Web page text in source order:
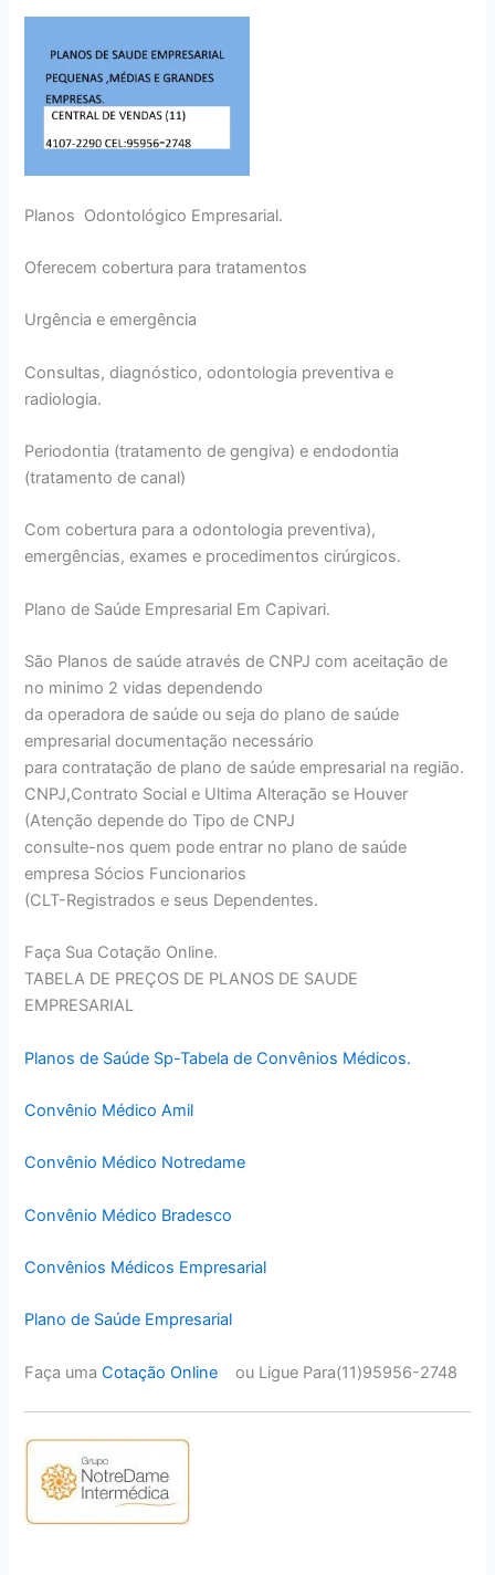
Planos Odontológico Empresarial.
Oferecem cobertura para tratamentos
Urgência e emergência
Consultas, diagnóstico, odontologia preventiva e
radiologia.
Periodontia (tratamento de gengiva) e endodontia
(tratamento de canal)
Com cobertura para a odontologia preventiva),
emergências, exames e procedimentos cirúrgicos.
Plano de Saúde Empresarial Em Capivari.
São Planos de saúde através de CNPJ com aceitação de
no minimo 2 vidas dependendo
da operadora de saúde ou seja do plano de saúde
empresarial documentação necessário
para contratação de plano de saúde empresarial na região.
CNPJ,Contrato Social e Ultima Alteração se Houver
(Atenção depende do Tipo de CNPJ
consulte-nos quem pode entrar no plano de saúde
empresa Sócios Funcionarios
(CLT-Registrados e seus Dependentes.
Faça Sua Cotação Online.
TABELA DE PREÇOS DE PLANOS DE SAUDE
EMPRESARIAL
Planos de Saúde Sp-Tabela de Convênios Médicos.
Convênio Médico Amil
Convênio Médico Notredame
Convênio Médico Bradesco
Convênios Médicos Empresarial
Plano de Saúde Empresarial
Faça umaCotação Online ou Ligue Para(11)95956-2748